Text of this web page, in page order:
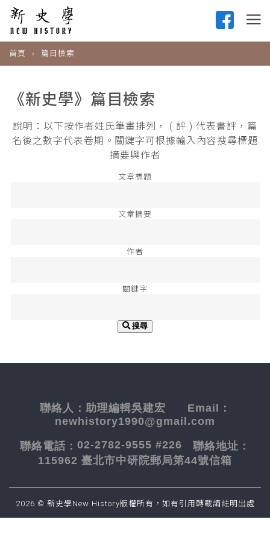
首頁 篇目檢索
《新史學》篇目檢索
說明：以下按作者姓氏筆畫排列， ( 評 ) 代表書評，篇
名後之數字代表卷期。關鍵字可根據輸入內容搜尋標題
摘要與作者
文章標題
文章摘要
作者
關鍵字
搜尋
聯絡人： 助理編輯吳建宏 Email：
newhistory1990@gmail.com
聯絡電話： 02-2782-9555 #226 聯絡地址：
115962 臺北市中研院郵局第44號信箱
2026 © 新史學New History版權所有，如有引用轉載請註明出處